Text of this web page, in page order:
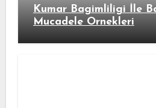
Kumar Bagimliligi İle
Mucadele Ornekleri